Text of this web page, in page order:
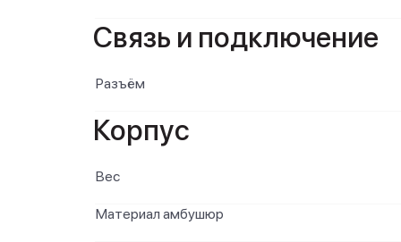
Связь и подключение
Разъём
Корпус
Вес
Материал амбушюр